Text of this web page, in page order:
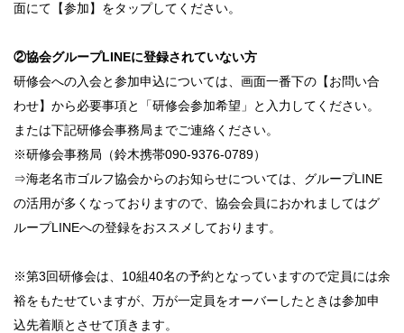
面にて【参加】をタップしてください。
②協会グループLINEに登録されていない方
研修会への入会と参加申込については、画面一番下の【お問い合
わせ】から必要事項と「研修会参加希望」と入力してください。
または下記研修会事務局までご連絡ください。
※研修会事務局（鈴木携帯090-9376-0789）
⇒海老名市ゴルフ協会からのお知らせについては、グループLINE
の活用が多くなっておりますので、協会会員におかれましてはグ
ループLINEへの登録をおススメしております。
※第3回研修会は、10組40名の予約となっていますので定員には余
裕をもたせていますが、万が一定員をオーバーしたときは参加申
込先着順とさせて頂きます。